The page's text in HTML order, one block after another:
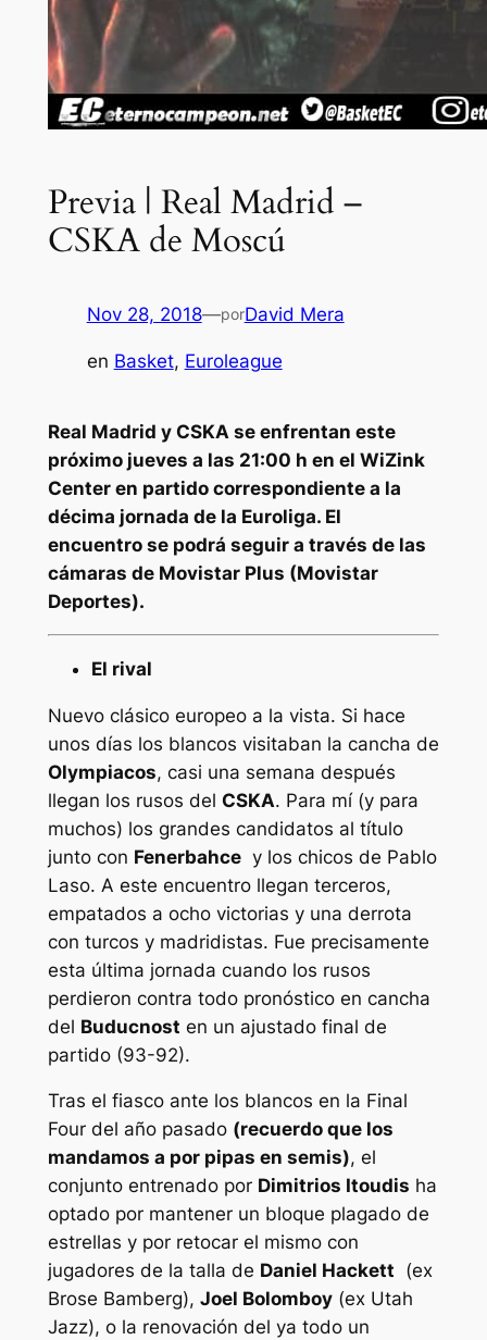
Previa | Real Madrid –
CSKA de Moscú
Nov 28, 2018—porDavid Mera
en Basket, Euroleague
Real Madrid y CSKA se enfrentan este
próximo jueves a las 21:00 h en el WiZink
Center en partido correspondiente a la
décima jornada de la Euroliga. El
encuentro se podrá seguir a través de las
cámaras de Movistar Plus (Movistar
Deportes).
El rival
Nuevo clásico europeo a la vista. Si hace
unos días los blancos visitaban la cancha de
Olympiacos, casi una semana después
llegan los rusos del CSKA. Para mí (y para
muchos) los grandes candidatos al título
junto con Fenerbahcey los chicos de Pablo
Laso. A este encuentro llegan terceros,
empatados a ocho victorias y una derrota
con turcos y madridistas. Fue precisamente
esta última jornada cuando los rusos
perdieron contra todo pronóstico en cancha
del Buducnost en un ajustado final de
partido (93-92).
Tras el fiasco ante los blancos en la Final
Four del año pasado (recuerdo que los
mandamos a por pipas en semis), el
conjunto entrenado por Dimitrios Itoudis ha
optado por mantener un bloque plagado de
estrellas y por retocar el mismo con
jugadores de la talla de Daniel Hackett (ex
Brose Bamberg), Joel Bolomboy(ex Utah
Jazz), o la renovación del ya todo un